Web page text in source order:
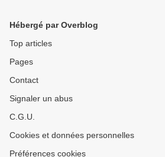
Hébergé par Overblog
Top articles
Pages
Contact
Signaler un abus
C.G.U.
Cookies et données personnelles
Préférences cookies